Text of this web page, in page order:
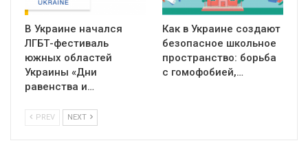
В Украине начался
ЛГБТ-фестиваль
южных областей
Украины «Дни
равенства и…
Как в Украине создают
безопасное школьное
пространство: борьба
с гомофобией,…
PREV NEXT